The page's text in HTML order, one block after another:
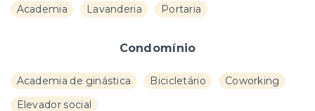
Academia Lavanderia Portaria
Condomínio
Academia de ginástica Bicicletário
Coworking
Elevador social